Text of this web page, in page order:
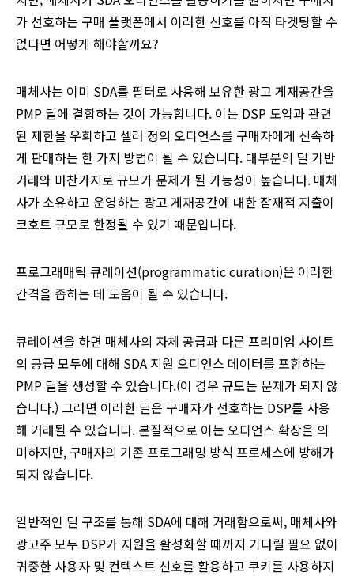
가 선호하는 구매 플랫폼에서 이러한 신호를 아직 타겟팅할 수
없다면 어떻게 해야할까요?
매체사는 이미 SDA를 필터로 사용해 보유한 광고 게재공간을
PMP 딜에 결합하는 것이 가능합니다. 이는 DSP 도입과 관련
된 제한을 우회하고 셀러 정의 오디언스를 구매자에게 신속하
게 판매하는 한 가지 방법이 될 수 있습니다. 대부분의 딜 기반
거래와 마찬가지로 규모가 문제가 될 가능성이 높습니다. 매체
사가 소유하고 운영하는 광고 게재공간에 대한 잠재적 지출이
코호트 규모로 한정될 수 있기 때문입니다.
프로그래매틱 큐레이션(programmatic curation)은 이러한
간격을 좁히는 데 도움이 될 수 있습니다.
큐레이션을 하면 매체사의 자체 공급과 다른 프리미엄 사이트
의 공급 모두에 대해 SDA 지원 오디언스 데이터를 포함하는
PMP 딜을 생성할 수 있습니다.(이 경우 규모는 문제가 되지 않
습니다.) 그러면 이러한 딜은 구매자가 선호하는 DSP를 사용
해 거래될 수 있습니다. 본질적으로 이는 오디언스 확장을 의
미하지만, 구매자의 기존 프로그래밍 방식 프로세스에 방해가
되지 않습니다.
일반적인 딜 구조를 통해 SDA에 대해 거래함으로써, 매체사와
광고주 모두 DSP가 지원을 활성화할 때까지 기다릴 필요 없이
귀중한 사용자 및 컨텍스트 신호를 활용하고 쿠키를 사용하지